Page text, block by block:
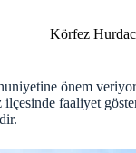
Körfez
önem
faaliyet